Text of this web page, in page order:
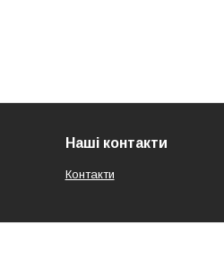
Наші контакти
Контакти